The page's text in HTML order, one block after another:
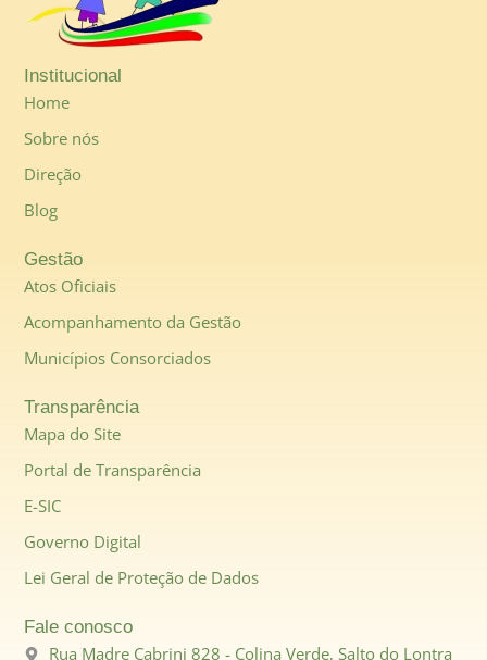
Institucional
Home
Sobre nós
Direção
Blog
Gestão
Atos Oficiais
Acompanhamento da Gestão
Municípios Consorciados
Transparência
Mapa do Site
Portal de Transparência
E-SIC
Governo Digital
Lei Geral de Proteção de Dados
Fale conosco
Rua Madre Cabrini 828 - Colina Verde, Salto do Lontra